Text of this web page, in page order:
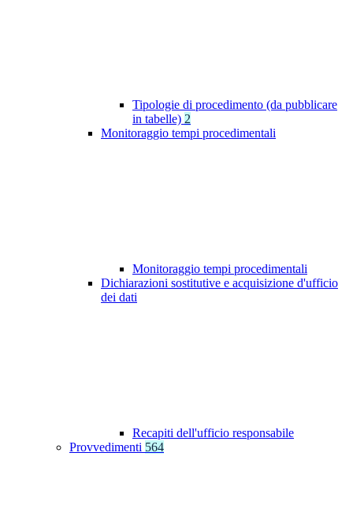
Tipologie di procedimento (da pubblicare
in tabelle) 2
Monitoraggio tempi procedimentali
Monitoraggio tempi procedimentali
Dichiarazioni sostitutive e acquisizione d'ufficio
dei dati
Recapiti dell'ufficio responsabile
Provvedimenti 564